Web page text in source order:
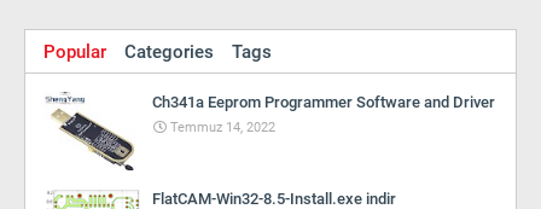
Popular Categories Tags
Ch341a Eeprom Programmer Software and Driver
Temmuz 14, 2022
FlatCAM-Win32-8.5-Install.exe indir